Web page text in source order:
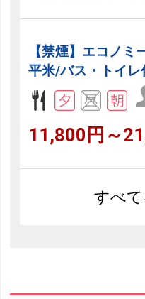
【禁煙】エコノ
平米/バス・トイレ
11,800円～
すべ